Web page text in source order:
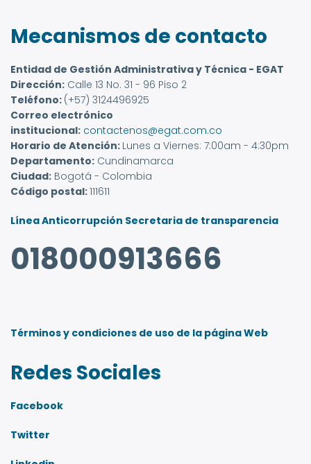
Mecanismos de contacto
Entidad de Gestión Administrativa y Técnica - EGAT
Dirección: Calle 13 No. 31 - 96 Piso 2
Teléfono: (+57) 3124496925
Correo electrónico
institucional: contactenos@egat.com.co
Horario de Atención: Lunes a Viernes: 7:00am - 4:30pm
Departamento: Cundinamarca
Ciudad: Bogotá - Colombia
Código postal:111611
Línea Anticorrupción Secretaria de transparencia
018000913666
Términos y condiciones de uso de la página Web
Redes Sociales
Facebook
Twitter